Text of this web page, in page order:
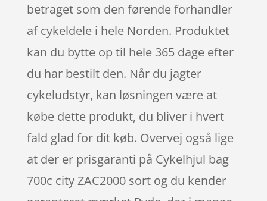
betraget som den førende forhandler
af cykeldele i hele Norden. Produktet
kan du bytte op til hele 365 dage efter
du har bestilt den. Når du jagter
cykeludstyr, kan løsningen være at
købe dette produkt, du bliver i hvert
fald glad for dit køb. Overvej også lige
at der er prisgaranti på Cykelhjul bag
700c city ZAC2000 sort og du kender